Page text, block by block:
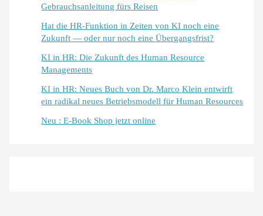
Gebrauchsanleitung fürs Reisen
Hat die HR-Funktion in Zeiten von KI noch eine
Zukunft — oder nur noch eine Übergangsfrist?
KI in HR: Die Zukunft des Human Resource
Managements
KI in HR: Neues Buch von Dr. Marco Klein entwirft
ein radikal neues Betriebsmodell für Human Resources
Neu : E-Book Shop jetzt online